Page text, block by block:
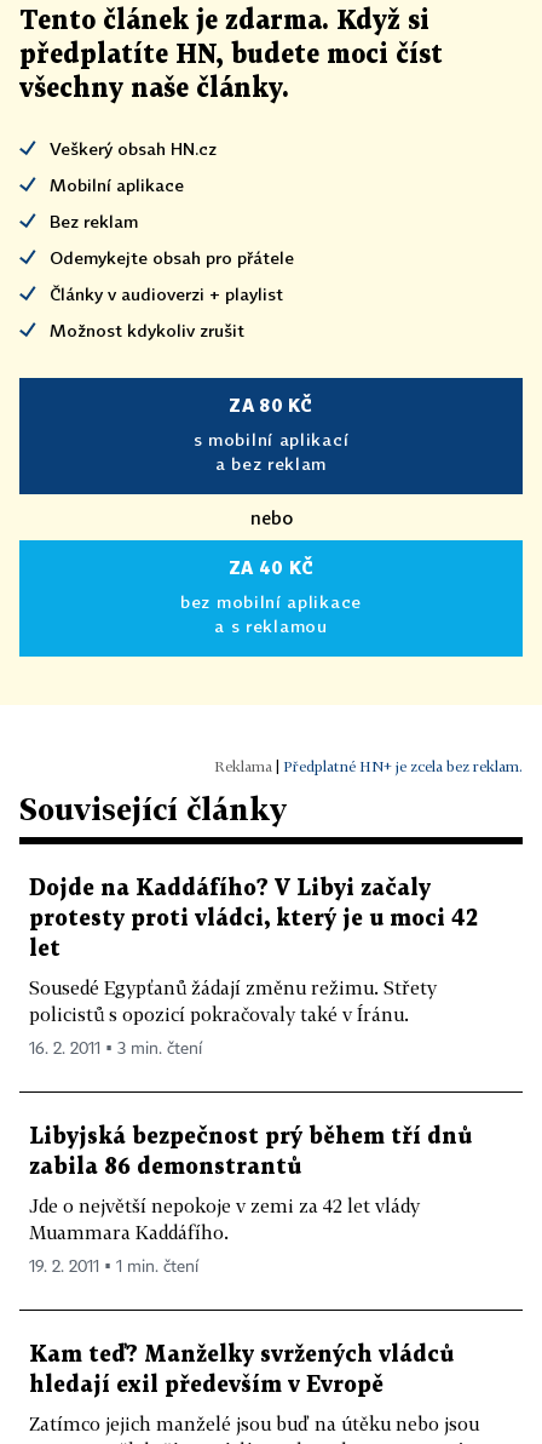
Tento článek je zdarma. Když si
předplatíte HN, budete moci číst
všechny naše články.
Veškerý obsah HN.cz
Mobilní aplikace
Bez reklam
Odemykejte obsah pro přátele
Články v audioverzi + playlist
Možnost kdykoliv zrušit
ZA 80 KČ
s mobilní aplikací
a bez reklam
nebo
ZA 40 KČ
bez mobilní aplikace
a s reklamou
Předplatné HN+ je zcela bez reklam.
Související články
Dojde na Kaddáfího? V Libyi začaly
protesty proti vládci, který je u moci 42
let
Sousedé Egypťanů žádají změnu režimu. Střety
policistů s opozicí pokračovaly také v Íránu.
16. 2. 2011 ▪ 3 min. čtení
Libyjská bezpečnost prý během tří dnů
zabila 86 demonstrantů
Jde o největší nepokoje v zemi za 42 let vlády
Muammara Kaddáfího.
19. 2. 2011 ▪ 1 min. čtení
Kam teď? Manželky svržených vládců
hledají exil především v Evropě
Zatímco jejich manželé jsou buď na útěku nebo jsou